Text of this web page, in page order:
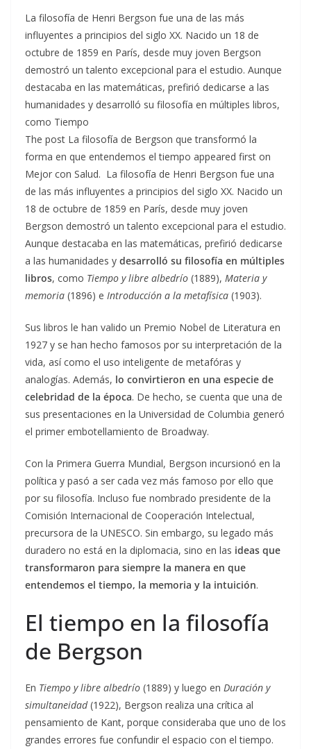
La filosofía de Henri Bergson fue una de las más
influyentes a principios del siglo XX. Nacido un 18 de
octubre de 1859 en París, desde muy joven Bergson
demostró un talento excepcional para el estudio. Aunque
destacaba en las matemáticas, prefirió dedicarse a las
humanidades y desarrolló su filosofía en múltiples libros,
como Tiempo
The post La filosofía de Bergson que transformó la
forma en que entendemos el tiempo appeared first on
Mejor con Salud. La filosofía de Henri Bergson fue una
de las más influyentes a principios del siglo XX. Nacido un
18 de octubre de 1859 en París, desde muy joven
Bergson demostró un talento excepcional para el estudio.
Aunque destacaba en las matemáticas, prefirió dedicarse
a las humanidades y desarrolló su filosofía en múltiples
libros, como Tiempo y libre albedrío (1889), Materia y
memoria (1896) e Introducción a la metafísica (1903).
Sus libros le han valido un Premio Nobel de Literatura en
1927 y se han hecho famosos por su interpretación de la
vida, así como el uso inteligente de metafóras y
analogías. Además, lo convirtieron en una especie de
celebridad de la época. De hecho, se cuenta que una de
sus presentaciones en la Universidad de Columbia generó
el primer embotellamiento de Broadway.
Con la Primera Guerra Mundial, Bergson incursionó en la
política y pasó a ser cada vez más famoso por ello que
por su filosofía. Incluso fue nombrado presidente de la
Comisión Internacional de Cooperación Intelectual,
precursora de la UNESCO. Sin embargo, su legado más
duradero no está en la diplomacia, sino en las ideas que
transformaron para siempre la manera en que
entendemos el tiempo, la memoria y la intuición.
El tiempo en la filosofía
de Bergson
En Tiempo y libre albedrío (1889) y luego en Duración y
simultaneidad(1922), Bergson realiza una crítica al
pensamiento de Kant, porque consideraba que uno de los
grandes errores fue confundir el espacio con el tiempo.